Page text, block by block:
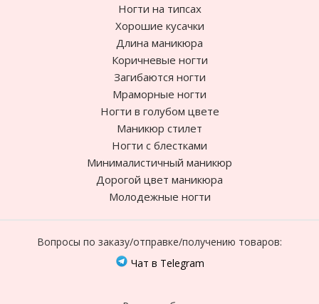
Ногти на типсах
Хорошие кусачки
Длина маникюра
Коричневые ногти
Загибаются ногти
Мраморные ногти
Ногти в голубом цвете
Маникюр стилет
Ногти с блестками
Минималистичный маникюр
Дорогой цвет маникюра
Молодежные ногти
Вопросы по заказу/отправке/получению товаров:
Чат в Telegram